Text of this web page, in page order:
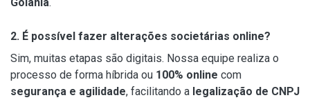
2. É possível fazer alterações societárias online?
Sim, muitas etapas são digitais. Nossa equipe realiza o
processo de forma híbrida ou 100% online com
segurança e agilidade, facilitando a legalização de CNPJ